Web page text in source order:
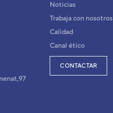
Noticias
Trabaja con nosotros
Calidad
Canal ético
CONTACTAR